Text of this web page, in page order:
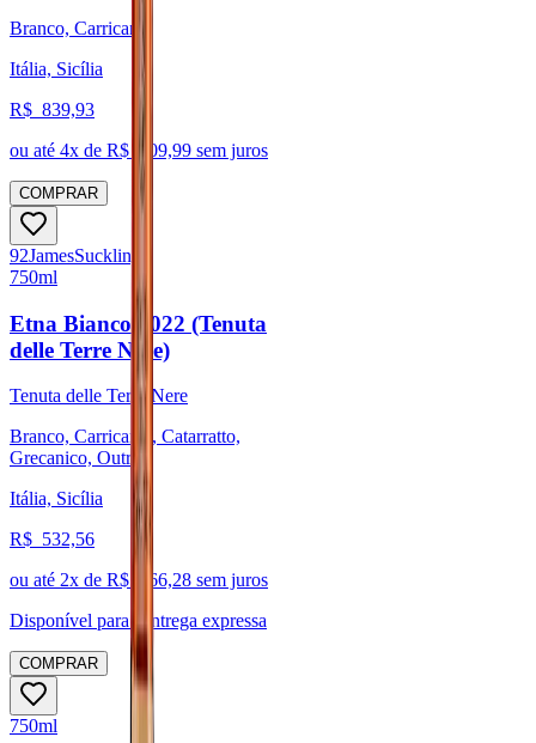
Branco, Carricante
Itália, Sicília
R$ 839,93
ou até 4x de R$ 209,99 sem juros
COMPRAR
92JamesSuckling
750ml
Etna Bianco 2022 (Tenuta
delle Terre Nere)
Tenuta delle Terre Nere
Branco, Carricante, Catarratto,
Grecanico, Outras
Itália, Sicília
R$ 532,56
ou até 2x de R$ 266,28 sem juros
Disponível para:
Entrega expressa
COMPRAR
750ml